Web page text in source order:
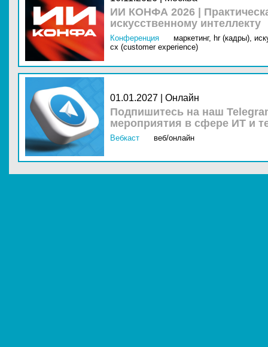
ИИ КОНФА 2026 |
искусственному интеллекту
Конференция маркетинг, hr (кадры),
cx (customer experience)
01.01.2027 | Онлайн
Подпишитесь на наш
мероприятия в сфере ИТ и
Вебкаст веб/онлайн